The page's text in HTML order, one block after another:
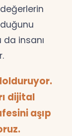
da insanı
dijital
aşıp